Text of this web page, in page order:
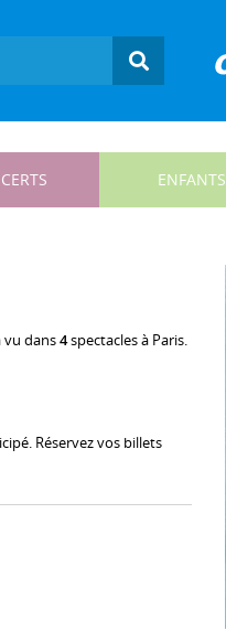
ENFANTS
vu dans4spectacles à Paris.
Réservez vos billets